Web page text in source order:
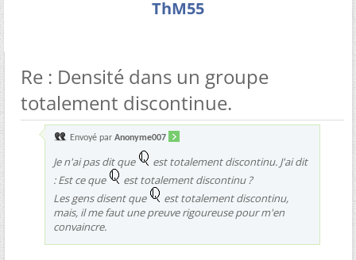
ThM55
Re : Densité dans un groupe
totalement discontinue.
Envoyé par Anonyme007
Je n'ai pas dit que
est totalement discontinu. J'ai dit
: Est ce que
est totalement discontinu ?
Les gens disent que
est totalement discontinu,
mais, il me faut une preuve rigoureuse pour m'en
convaincre.